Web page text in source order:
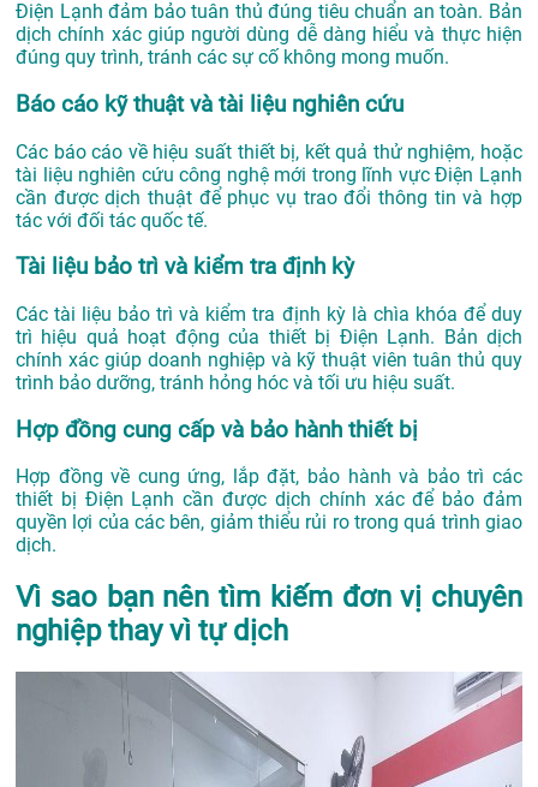
Điện Lạnh đảm bảo tuân thủ đúng tiêu chuẩn an toàn. Bản
dịch chính xác giúp người dùng dễ dàng hiểu và thực hiện
đúng quy trình, tránh các sự cố không mong muốn.
Báo cáo kỹ thuật và tài liệu nghiên cứu
Các báo cáo về hiệu suất thiết bị, kết quả thử nghiệm, hoặc
tài liệu nghiên cứu công nghệ mới trong lĩnh vực Điện Lạnh
cần được dịch thuật để phục vụ trao đổi thông tin và hợp
tác với đối tác quốc tế.
Tài liệu bảo trì và kiểm tra định kỳ
Các tài liệu bảo trì và kiểm tra định kỳ là chìa khóa để duy
trì hiệu quả hoạt động của thiết bị Điện Lạnh. Bản dịch
chính xác giúp doanh nghiệp và kỹ thuật viên tuân thủ quy
trình bảo dưỡng, tránh hỏng hóc và tối ưu hiệu suất.
Hợp đồng cung cấp và bảo hành thiết bị
Hợp đồng về cung ứng, lắp đặt, bảo hành và bảo trì các
thiết bị Điện Lạnh cần được dịch chính xác để bảo đảm
quyền lợi của các bên, giảm thiểu rủi ro trong quá trình giao
dịch.
Vì sao bạn nên tìm kiếm đơn vị chuyên
nghiệp thay vì tự dịch